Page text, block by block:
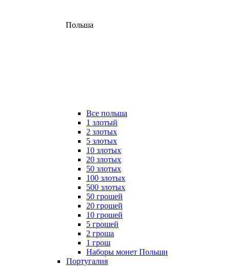
Польша
Все польша
1 злотый
2 злотых
5 злотых
10 злотых
20 злотых
50 злотых
100 злотых
500 злотых
50 грошей
20 грошей
10 грошей
5 грошей
2 гроша
1 грош
Наборы монет Польши
Португалия